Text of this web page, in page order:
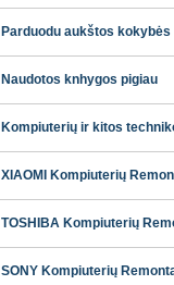
Parduodu aukštos
Naudotos knhygos pigiau
Kompiuterių ir kitos
XIAOMI Kompiuterių
TOSHIBA Kompiuterių
SONY Kompiuterių